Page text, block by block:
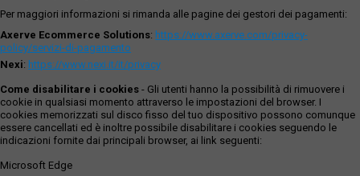
Per maggiori informazioni si rimanda alle pagine dei gestori dei pagamenti:
Axerve Ecommerce Solutions: https://www.axerve.com/privacy-
policy/servizi-di-pagamento
Nexi: https://www.nexi.it/it/privacy
Come disabilitare i cookies - Gli utenti hanno la possibilità di rimuovere i
cookie in qualsiasi momento attraverso le impostazioni del browser. I
cookies memorizzati sul disco fisso del tuo dispositivo possono comunque
essere cancellati ed è inoltre possibile disabilitare i cookies seguendo le
indicazioni fornite dai principali browser, ai link seguenti:
Microsoft Edge